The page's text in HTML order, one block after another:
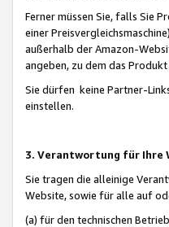
Ferner müssen Sie, falls Sie
einer
außerhalb der Amazon-
angeben, zu dem das
Sie dürfen keine Partner-
einstellen.
3. Verantwortung für Ihre
Sie tragen die alleinige
Website, sowie für alle auf
(a) für den technischen